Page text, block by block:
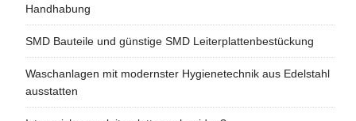
Handhabung
SMD Bauteile und günstige SMD Leiterplattenbestückung
Waschanlagen mit modernster Hygienetechnik aus Edelstahl
ausstatten